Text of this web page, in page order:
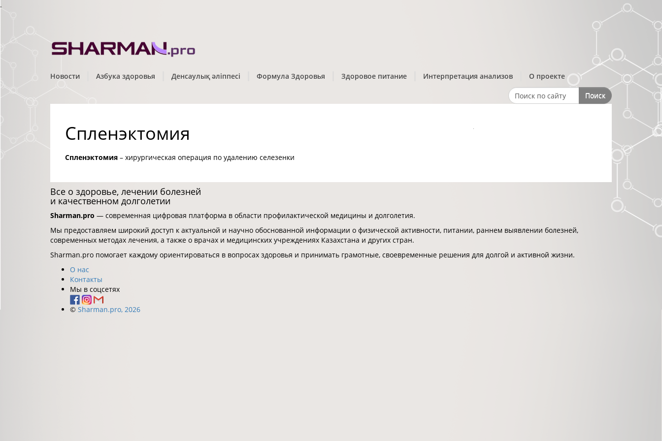
.
Новости Азбука здоровья Денсаулық әліппесі Формула Здоровья Здоровое питание Интерпретация анализов О проекте
Search formПоиск
Спленэктомия
Спленэктомия – хирургическая операция по удалению селезенки
Все о здоровье, лечении болезней
и качественном долголетии
Sharman.pro — современная цифровая платформа в области профилактической медицины и долголетия.
Мы предоставляем широкий доступ к актуальной и научно обоснованной информации о физической активности, питании, раннем выявлении болезней,
современных методах лечения, а также о врачах и медицинских учреждениях Казахстана и других стран.
Sharman.pro помогает каждому ориентироваться в вопросах здоровья и принимать грамотные, своевременные решения для долгой и активной жизни.
О нас
Контакты
Мы в соцсетях
© Sharman.pro, 2026